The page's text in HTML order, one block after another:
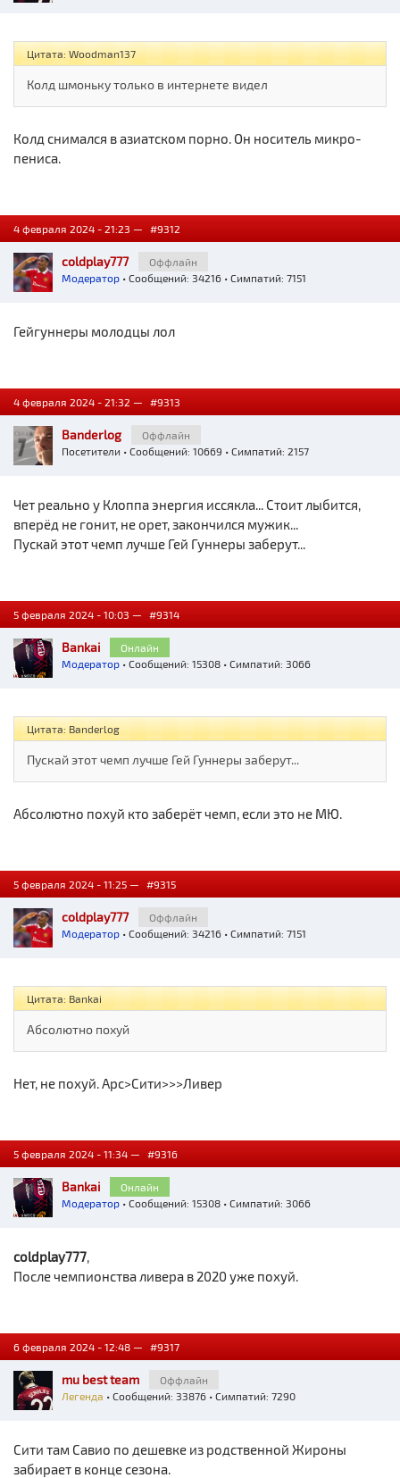
Цитата: Woodman137
Колд шмоньку только в интернете видел
Колд снимался в азиатском порно. Он носитель микро-
пениса.
4 февраля 2024 - 21:23 — #9312
coldplay777
Оффлайн
Модератор • Сообщений: 34216 • Симпатий: 7151
Гейгуннеры молодцы лол
4 февраля 2024 - 21:32 — #9313
Banderlog
Оффлайн
Посетители • Сообщений: 10669 • Симпатий: 2157
Чет реально у Клоппа энергия иссякла... Стоит лыбится,
вперёд не гонит, не орет, закончился мужик...
Пускай этот чемп лучше Гей Гуннеры заберут...
5 февраля 2024 - 10:03 — #9314
Bankai
Онлайн
Модератор • Сообщений: 15308 • Симпатий: 3066
Цитата: Banderlog
Пускай этот чемп лучше Гей Гуннеры заберут...
Абсолютно похуй кто заберёт чемп, если это не МЮ.
5 февраля 2024 - 11:25 — #9315
coldplay777
Оффлайн
Модератор • Сообщений: 34216 • Симпатий: 7151
Цитата: Bankai
Абсолютно похуй
Нет, не похуй. Арс>Сити>>>Ливер
5 февраля 2024 - 11:34 — #9316
Bankai
Онлайн
Модератор • Сообщений: 15308 • Симпатий: 3066
coldplay777,
После чемпионства ливера в 2020 уже похуй.
6 февраля 2024 - 12:48 — #9317
mu best team
Оффлайн
Легенда • Сообщений: 33876 • Симпатий: 7290
Cити там Савио по дешевке из родственной Жироны
забирает в конце сезона.